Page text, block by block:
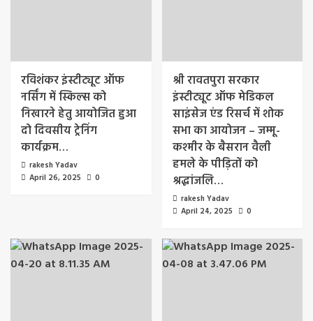
रविशंकर इंस्टीट्यूट ऑफ
नर्सिंग में स्किल्स को
निखारने हेतु आयोजित हुआ
दो दिवसीय ट्रेनिंग
कार्यक्रम…
rakesh Yadav
April 26, 2025
0
श्री रावतपुरा सरकार
इंस्टीट्यूट ऑफ मेडिकल
साइंसेज एंड रिसर्च में शोक
सभा का आयोजन – जम्मू-
कश्मीर के बैसरान वैली
हमले के पीड़ितों को
श्रद्धांजलि…
rakesh Yadav
April 24, 2025
0